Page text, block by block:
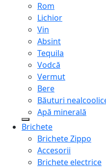
Rom
Lichior
Vin
Absint
Tequila
Vodcă
Vermut
Bere
Băuturi
Apă minerală
Brichete
Brichete Zippo
Accesorii
Brichete electrice